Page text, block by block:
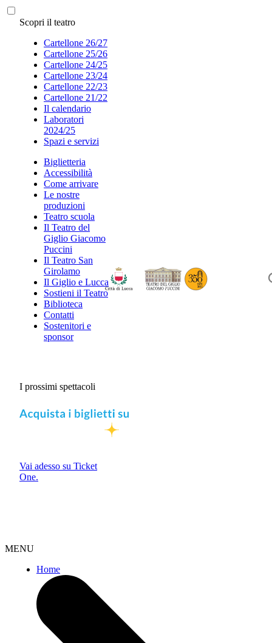
Scopri il teatro
Cartellone 26/27
Cartellone 25/26
Cartellone 24/25
Cartellone 23/24
Cartellone 22/23
Cartellone 21/22
Il calendario
Laboratori
2024/25
Spazi e servizi
Biglietteria
Accessibilità
Come arrivare
Le nostre
produzioni
Teatro scuola
Il Teatro del
Giglio Giacomo
Puccini
Il Teatro San
Girolamo
Il Giglio e Lucca
Sostieni il Teatro
Biblioteca
Contatti
Sostenitori e
sponsor
I prossimi spettacoli
Vai adesso su Ticket
One.
MENU
Home